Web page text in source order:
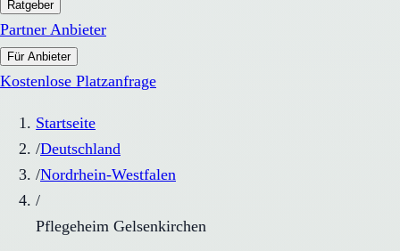
Ratgeber
Partner Anbieter
Für Anbieter
Kostenlose Platzanfrage
Startseite
/Deutschland
/Nordrhein-Westfalen
/
Pflegeheim Gelsenkirchen